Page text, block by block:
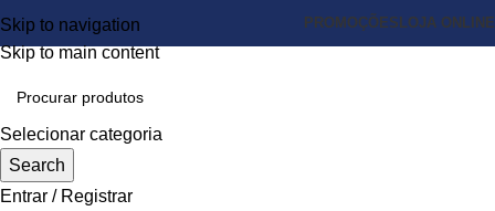
Skip to navigation
Skip to main content
PROMOÇÕES LOJA ONLINE
Selecionar categoria
Search
Entrar / Registrar